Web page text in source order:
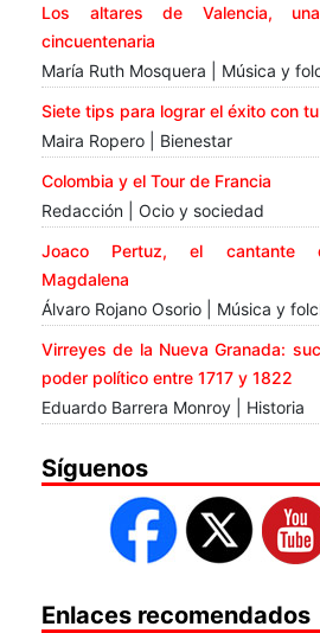
Los altares de Valencia,
cincuentenaria
María Ruth Mosquera | Música y
Siete tips para lograr el éxito con
Maira Ropero | Bienestar
Colombia y el Tour de Francia
Redacción | Ocio y sociedad
Joaco Pertuz, el cantante
Magdalena
Álvaro Rojano Osorio | Música y
Virreyes de la Nueva Granada:
poder político entre 1717 y 1822
Eduardo Barrera Monroy | Historia
Síguenos
Enlaces recomendados